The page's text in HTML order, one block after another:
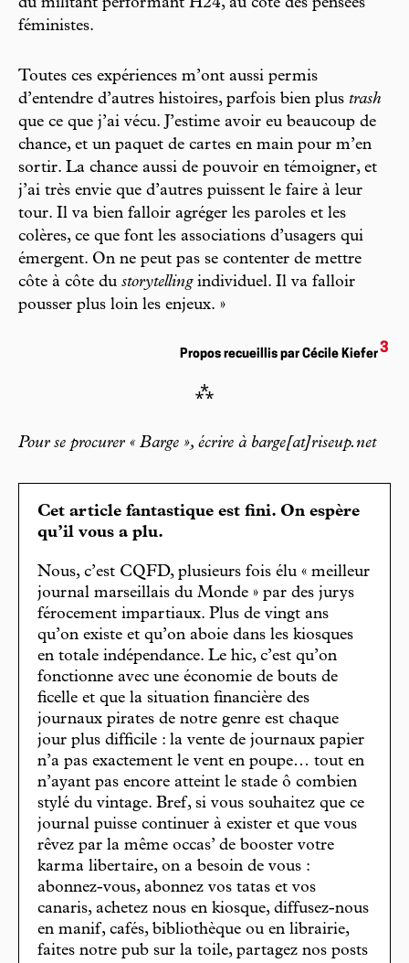
du militant performant H24, au côté des pensées
féministes.
Toutes ces expériences m’ont aussi permis
d’entendre d’autres histoires, parfois bien plus trash
que ce que j’ai vécu. J’estime avoir eu beaucoup de
chance, et un paquet de cartes en main pour m’en
sortir. La chance aussi de pouvoir en témoigner, et
j’ai très envie que d’autres puissent le faire à leur
tour. Il va bien falloir agréger les paroles et les
colères, ce que font les associations d’usagers qui
émergent. On ne peut pas se contenter de mettre
côte à côte du storytellingindividuel. Il va falloir
pousser plus loin les enjeux. »
Propos recueillis par Cécile Kiefer3
⁂
Pour se procurer « Barge », écrire à barge[at]riseup.net
Cet article fantastique est fini. On espère
qu’il vous a plu.
Nous, c’est CQFD, plusieurs fois élu « meilleur
journal marseillais du Monde » par des jurys
férocement impartiaux. Plus de vingt ans
qu’on existe et qu’on aboie dans les kiosques
en totale indépendance. Le hic, c’est qu’on
fonctionne avec une économie de bouts de
ficelle et que la situation financière des
journaux pirates de notre genre est chaque
jour plus difficile : la vente de journaux papier
n’a pas exactement le vent en poupe… tout en
n’ayant pas encore atteint le stade ô combien
stylé du vintage. Bref, si vous souhaitez que ce
journal puisse continuer à exister et que vous
rêvez par la même occas’ de booster votre
karma libertaire, on a besoin de vous :
abonnez-vous, abonnez vos tatas et vos
canaris, achetez nous en kiosque, diffusez-nous
en manif, cafés, bibliothèque ou en librairie,
faites notre pub sur la toile, partagez nos posts